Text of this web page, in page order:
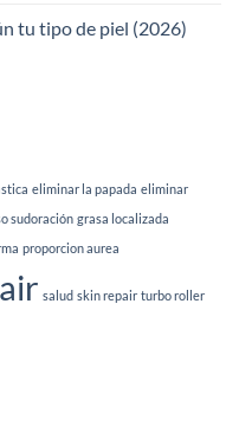
tu tipo de piel (2026)
eliminar la papada eliminar
sudoración grasa localizada
proporcion aurea
salud skin repair turbo roller